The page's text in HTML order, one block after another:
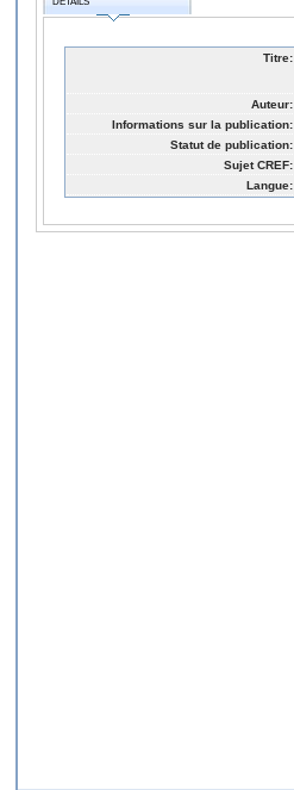
DÉTAILS
Titre:
Auteur:
Informations sur la publication:
Statut de publication:
Sujet CREF:
Langue: